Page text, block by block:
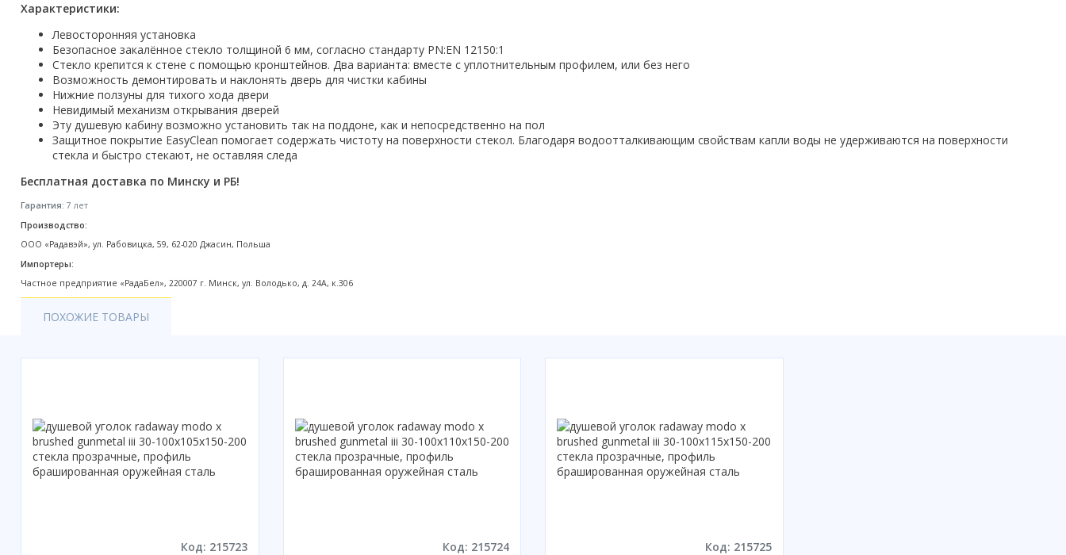
Аксессуары для ванной
Сифоны и донные клапаны
Люки
Дом и сад
Готовые кухни
Акции
Характеристики:
Левосторонняя установка
Безопасное закалённое стекло толщиной 6 мм, согласно стандарту PN:EN 12150:1
Стекло крепится к стене с помощью кронштейнов. Два варианта: вместе с уплотнительным профилем, или без него
Возможность демонтировать и наклонять дверь для чистки кабины
Нижние ползуны для тихого хода двери
Невидимый механизм открывания дверей
Эту душевую кабину возможно установить так на поддоне, как и непосредственно на пол
Защитное покрытие EasyClean помогает содержать чистоту на поверхности стекол. Благодаря водоотталкивающим свойствам капли воды не удерживаются на поверхности
стекла и быстро стекают, не оставляя следа
Бесплатная доставка по Минску и РБ!
Гарантия: 7 лет
Производство:
ООО «Радавэй», ул. Рабовицка, 59, 62-020 Джасин, Польша
Импортеры:
Частное предприятие «РадаБел», 220007 г. Минск, ул. Володько, д. 24А, к.306
ПОХОЖИЕ ТОВАРЫ
Код: 215723 Код: 215724 Код: 215725